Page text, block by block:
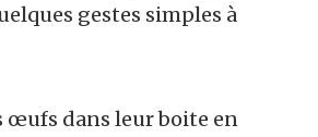
gestes simples à
œufs dans leur boite en